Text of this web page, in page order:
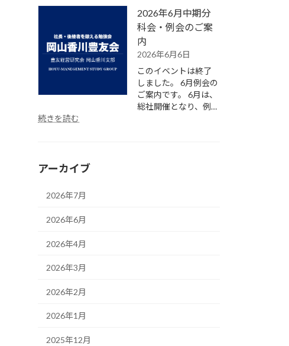
期
分
科
会・
会
2026年6月中期分
科会・例会のご案
内
2026年6月6日
このイベントは終了
しました。 6月例会の
ご案内です。 6月は、
総社開催となり、例…
続きを読む
2026
中
分
会・
会
ご
内
アーカイブ
2026年7月
2026年6月
2026年4月
2026年3月
2026年2月
2026年1月
2025年12月